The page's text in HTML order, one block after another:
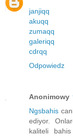
janjiqq
akuqq
zumaqq
galeriqq
cdrqq
Odpowiedz
Anonimowy
Ngsbahis
ediyor.
kaliteli